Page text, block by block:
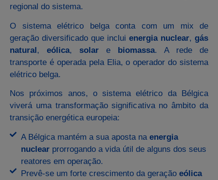
regional do sistema.
O sistema elétrico belga conta com um mix de
geração diversificado que inclui energia nuclear, gás
natural, eólica, solar e biomassa. A rede de
transporte é operada pela Elia, o operador do sistema
elétrico belga.
Nos próximos anos, o sistema elétrico da Bélgica
viverá uma transformação significativa no âmbito da
transição energética europeia:
A Bélgica mantém a sua aposta na energia
nuclearprorrogando a vida útil de alguns dos seus
reatores em operação.
Prevê-se um forte crescimento da geração eólica